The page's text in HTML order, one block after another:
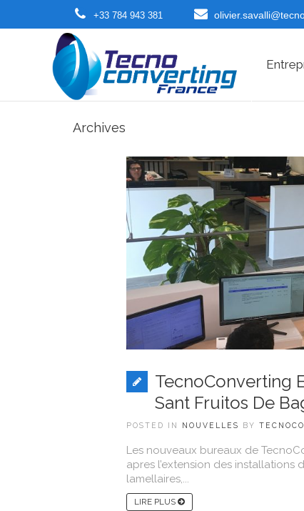
+33 784 943 381
Archives
TecnoConverting
Sant Fruitos De
POSTED IN NOUVELLES BY
Les nouveaux bureaux de
apres l’extension des
lamellaires,...
LIRE PLUS